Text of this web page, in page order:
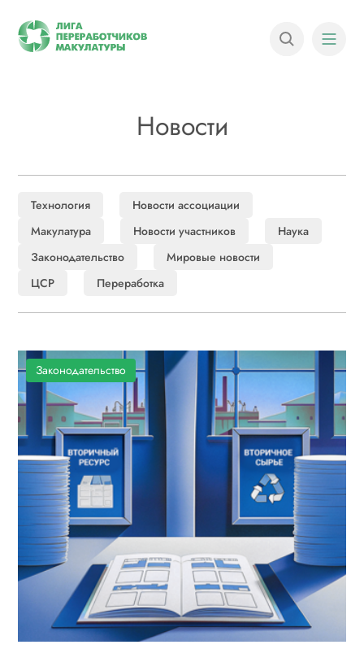
Новости
Технология
Новости ассоциации
Макулатура
Новости участников
Наука
Законодательство
Мировые новости
ЦСР
Переработка
Законодательство